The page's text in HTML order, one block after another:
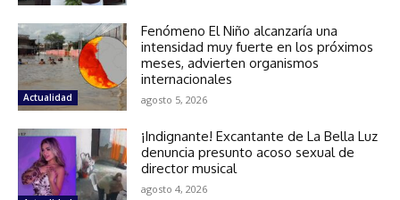
Actualidad
Fenómeno El Niño alcanzaría una
intensidad muy fuerte en los próximos
meses, advierten organismos
internacionales
agosto 5, 2026
¡Indignante! Excantante de La Bella Luz
denuncia presunto acoso sexual de
director musical
agosto 4, 2026